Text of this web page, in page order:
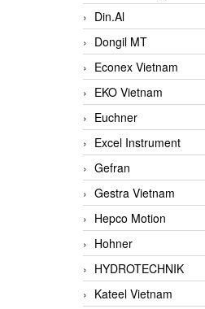
Din.Al
Dongil MT
Econex Vietnam
EKO Vietnam
Euchner
Excel Instrument
Gefran
Gestra Vietnam
Hepco Motion
Hohner
HYDROTECHNIK
Kateel Vietnam